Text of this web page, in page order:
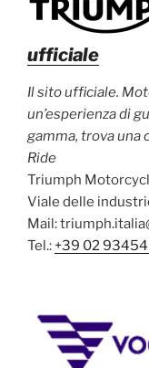
ufficiale
Il sito ufficiale.
un’esperienza di
gamma, trova una
Ride
Triumph
Viale delle
Mail:
Tel.: +39 02